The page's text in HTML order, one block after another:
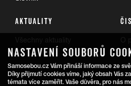
AKTUALITY
NASTAVENÍ SOUBORŮ
Samosebou.cz Vám přináší informace ze
Díky přijmutí cookies víme, jaký obsah Vás
témata více zaměřit. Vaše důvěra, pro nás